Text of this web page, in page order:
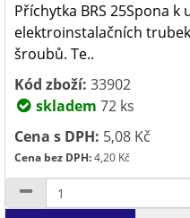
Příchytka BRS 25Spona k
elektroinstalačních
šroubů. Te..
Kód zboží: 33902
skladem 72 ks
Cena s DPH: 5,08 Kč
Cena bez DPH:4,20 Kč